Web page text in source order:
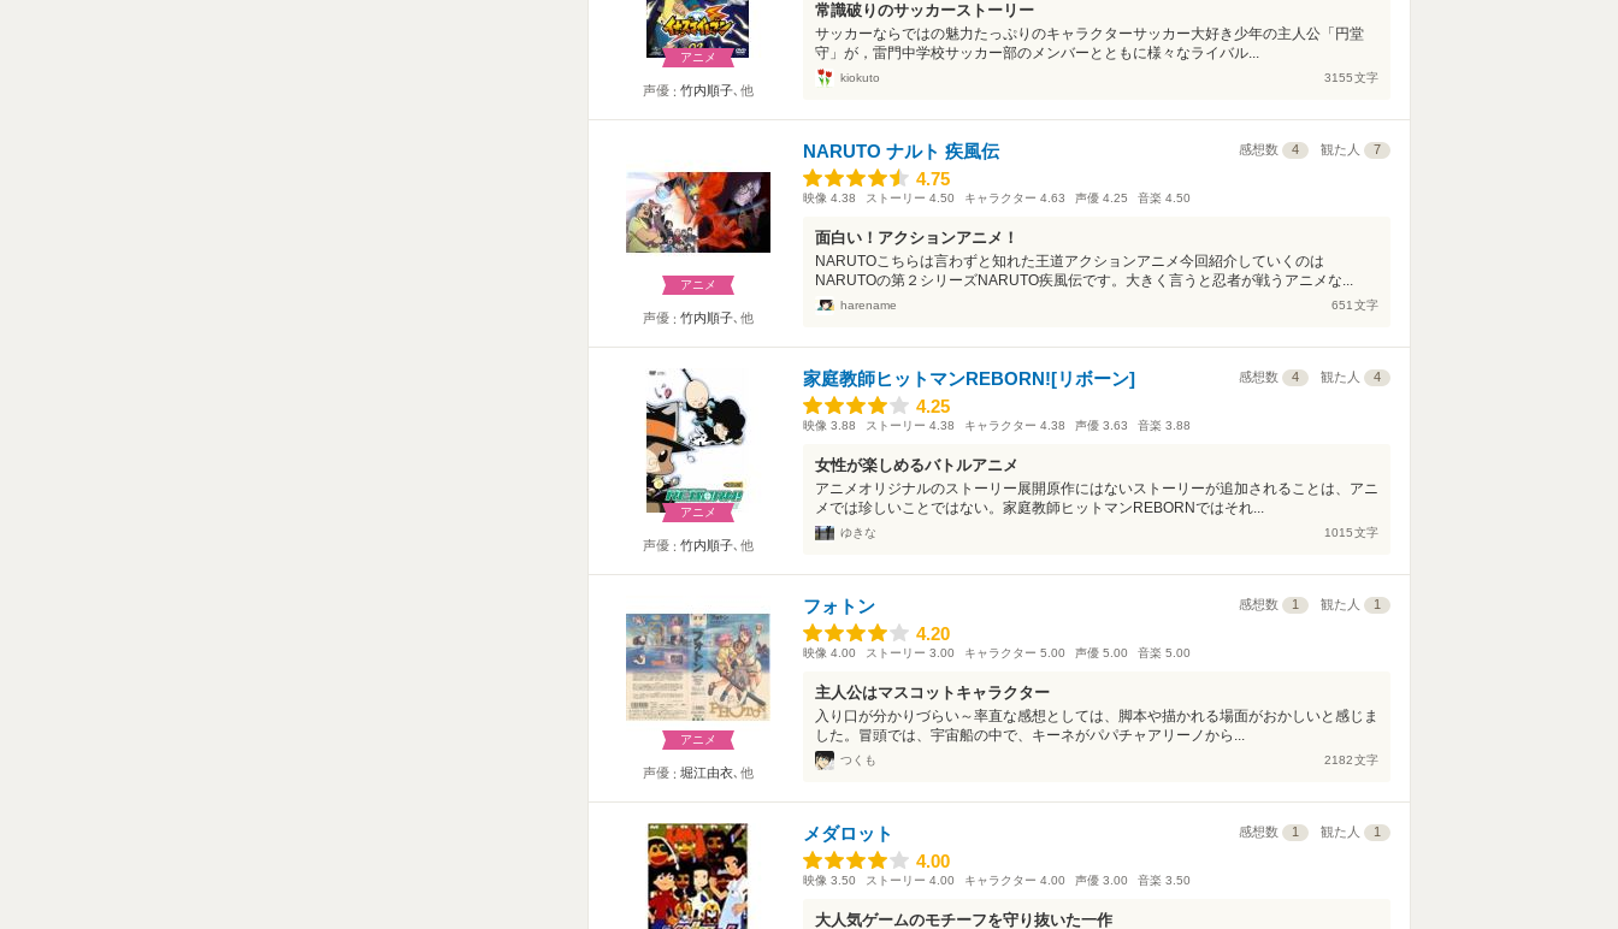
アニメ
声優 竹内順子､他
常識破りのサッカーストーリー
サッカーならではの魅力たっぷりのキャラクターサッカー大好き少年の主人公「円堂
守」が，雷門中学校サッカー部のメンバーとともに様々なライバル...
kiokuto 3155文字
アニメ
声優 竹内順子､他
NARUTO ナルト 疾風伝 感想数 4 観た人 7
4.75
4.75
映像 4.38 ストーリー 4.50 キャラクター 4.63 声優 4.25 音楽 4.50
面白い！アクションアニメ！
NARUTOこちらは言わずと知れた王道アクションアニメ今回紹介していくのは
NARUTOの第２シリーズNARUTO疾風伝です。大きく言うと忍者が戦うアニメな...
harename 651 文字
アニメ
声優 竹内順子､他
家庭教師ヒットマンREBORN![リボーン] 感想数 4 観た人 4
4.25
4.25
映像 3.88 ストーリー 4.38 キャラクター 4.38 声優 3.63 音楽 3.88
女性が楽しめるバトルアニメ
アニメオリジナルのストーリー展開原作にはないストーリーが追加されることは、アニ
メでは珍しいことではない。家庭教師ヒットマンREBORNではそれ...
ゆきな 1015文字
アニメ
声優 堀江由衣､他
フォトン 感想数 1 観た人 1
4.20
4.20
映像 4.00 ストーリー 3.00 キャラクター 5.00 声優 5.00 音楽 5.00
主人公はマスコットキャラクター
入り口が分かりづらい～率直な感想としては、脚本や描かれる場面がおかしいと感じま
した。冒頭では、宇宙船の中で、キーネがパパチャアリーノから...
つくも 2182文字
メダロット 感想数 1 観た人 1
4.00
4.00
映像 3.50 ストーリー 4.00 キャラクター 4.00 声優 3.00 音楽 3.50
大人気ゲームのモチーフを守り抜いた一作